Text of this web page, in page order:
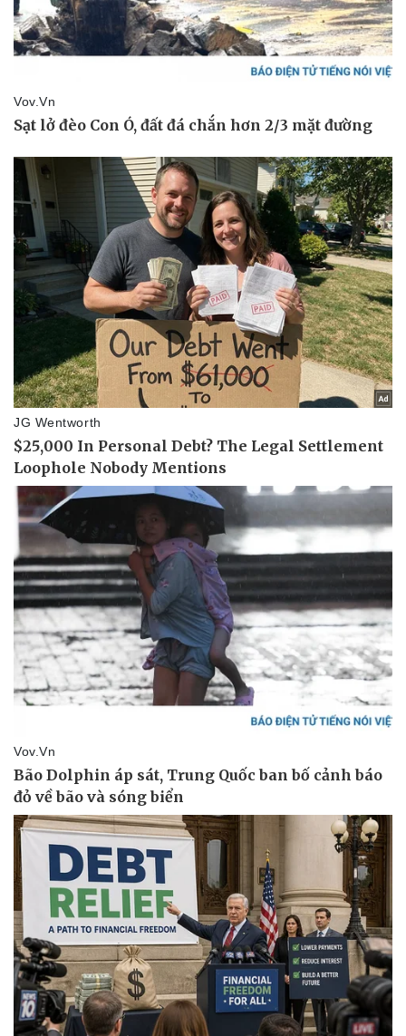
Vụ án
Tin nóng
Tư vấn luật
Vũ khí
Việt Nam
Phân tích
Thể thao
Bóng đá
Lịch thi đấu bóng đá
Thế giới thể thao
eSports
Hậu trường
Ô tô - Xe máy
Ô tô
Xe máy
Tư vấn